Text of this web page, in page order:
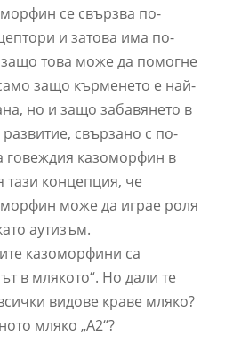
се свързва по-
и затова има по-
защо това може да помогне
защо кърменето е най-
но и защо забавянето в
свързано с по-
говеждия казоморфин в
тази концепция, че
може да играе роля
аутизъм.
казоморфини са
в млякото“. Но дали те
видове краве мляко?
мляко „А2“?